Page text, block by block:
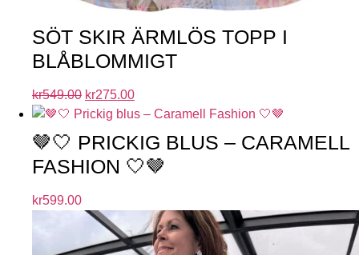
SÖT SKIR ÄRMLÖS TOPP I
BLÅBLOMMIGT
kr549.00 kr275.00
🤎🤍 PRICKIG BLUS – CARAMELL
FASHION 🤍🤎
kr599.00